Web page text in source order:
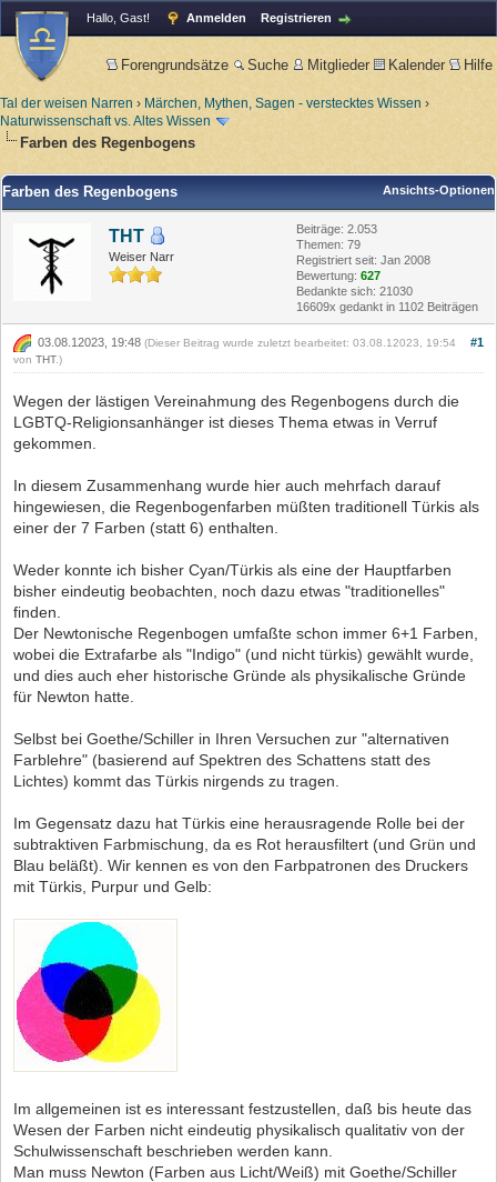
Hallo, Gast! Anmelden Registrieren
Forengrundsätze Suche Mitglieder Kalender Hilfe
Tal der weisen Narren › Märchen, Mythen, Sagen - verstecktes Wissen ›
Naturwissenschaft vs. Altes Wissen
Farben des Regenbogens
Ansichts-Optionen
Farben des Regenbogens
THT
Weiser Narr
Beiträge: 2.053
Themen: 79
Registriert seit: Jan 2008
Bewertung: 627
Bedankte sich: 21030
16609x gedankt in 1102 Beiträgen
#1
03.08.12023, 19:48 (Dieser Beitrag wurde zuletzt bearbeitet: 03.08.12023, 19:54
von THT.)
Wegen der lästigen Vereinahmung des Regenbogens durch die
LGBTQ-Religionsanhänger ist dieses Thema etwas in Verruf
gekommen.
In diesem Zusammenhang wurde hier auch mehrfach darauf
hingewiesen, die Regenbogenfarben müßten traditionell Türkis als
einer der 7 Farben (statt 6) enthalten.
Weder konnte ich bisher Cyan/Türkis als eine der Hauptfarben
bisher eindeutig beobachten, noch dazu etwas "traditionelles"
finden.
Der Newtonische Regenbogen umfaßte schon immer 6+1 Farben,
wobei die Extrafarbe als "Indigo" (und nicht türkis) gewählt wurde,
und dies auch eher historische Gründe als physikalische Gründe
für Newton hatte.
Selbst bei Goethe/Schiller in Ihren Versuchen zur "alternativen
Farblehre" (basierend auf Spektren des Schattens statt des
Lichtes) kommt das Türkis nirgends zu tragen.
Im Gegensatz dazu hat Türkis eine herausragende Rolle bei der
subtraktiven Farbmischung, da es Rot herausfiltert (und Grün und
Blau beläßt). Wir kennen es von den Farbpatronen des Druckers
mit Türkis, Purpur und Gelb:
Im allgemeinen ist es interessant festzustellen, daß bis heute das
Wesen der Farben nicht eindeutig physikalisch qualitativ von der
Schulwissenschaft beschrieben werden kann.
Man muss Newton (Farben aus Licht/Weiß) mit Goethe/Schiller